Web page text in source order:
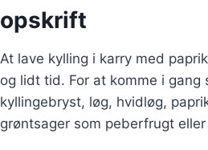
opskrift
At lave kylling i karry med
og lidt tid. For at komme i
kyllingebryst, løg, hvidløg,
grøntsager som peberfrugt